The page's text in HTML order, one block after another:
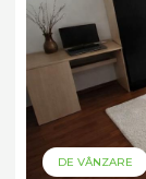
DE VÂNZARE